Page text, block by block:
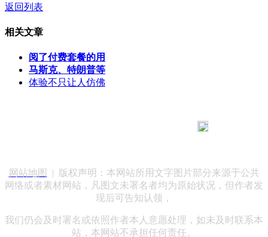
返回列表
相关文章
阅了付费套餐的用
马斯克、特朗普等
体验不只让人仿佛
网站地图
| 版权声明：本网站所用文字图片部分来源于公共
网络或者素材网站，凡图文未署名者均为原始状况，但作者发
现后可告知认领，
我们仍会及时署名或依照作者本人意愿处理，如未及时联系本
站，本网站不承担任何责任。